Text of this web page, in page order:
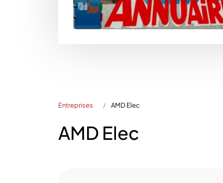
Entreprises AMD Elec
AMD Elec